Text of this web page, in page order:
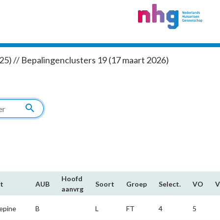
// Bepalingenclusters 19 (17 maart 2026)
search
AUB
Hoofd​
aanvrg
Soort Groep Select. VO
B L FT 4 5